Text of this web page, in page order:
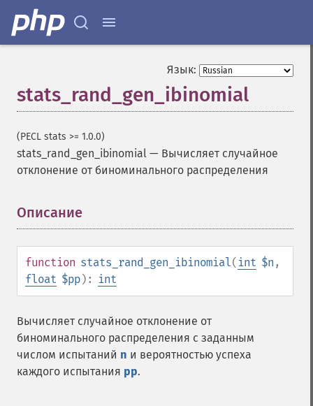
Язык:
stats_rand_gen_ibinomial
(PECL stats >= 1.0.0)
stats_rand_gen_ibinomial — Вычисляет случайное
отклонение от биноминального распределения
Описание
function stats_rand_gen_ibinomial( int $n ,
float $pp): int
Вычисляет случайное отклонение от
биноминального распределения с заданным
числом испытаний n и вероятностью успеха
каждого испытания pp.